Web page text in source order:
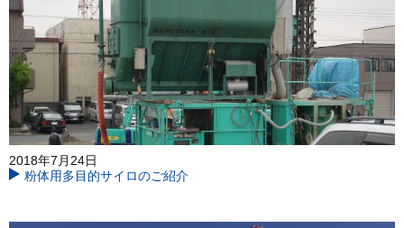
2018年7月24日
粉体用多目的サイロのご紹介